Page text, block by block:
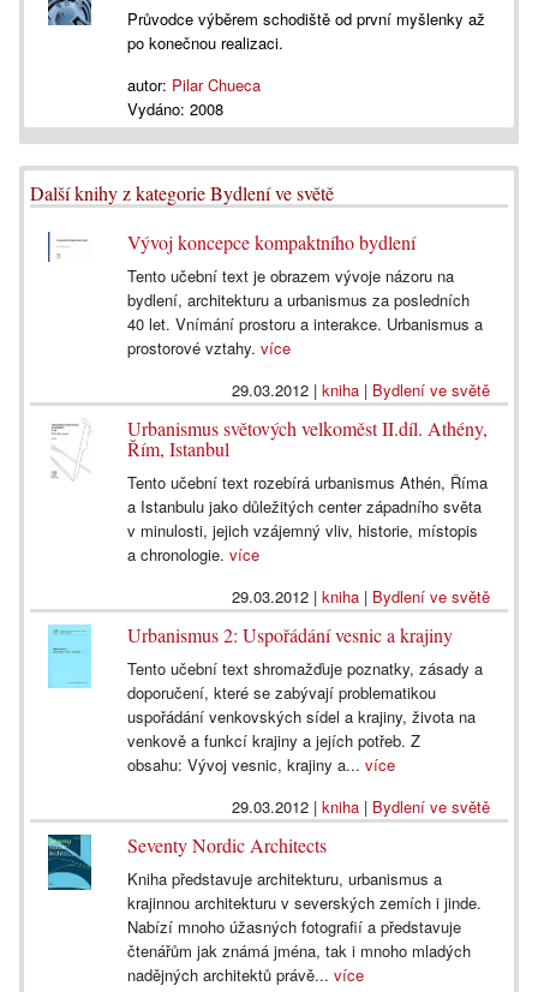
Průvodce výběrem schodiště od první myšlenky až
po konečnou realizaci.
autor: Pilar Chueca
Vydáno: 2008
Další knihy z kategorie Bydlení ve světě
Vývoj koncepce kompaktního bydlení
Tento učební text je obrazem vývoje názoru na
bydlení, architekturu a urbanismus za posledních
40 let. Vnímání prostoru a interakce. Urbanismus a
prostorové vztahy.více
29.03.2012| kniha| Bydlení ve světě
Urbanismus světových velkoměst II.díl. Athény,
Řím, Istanbul
Tento učební text rozebírá urbanismus Athén, Říma
a Istanbulu jako důležitých center západního světa
v minulosti, jejich vzájemný vliv, historie, místopis
a chronologie.více
29.03.2012| kniha| Bydlení ve světě
Urbanismus 2: Uspořádání vesnic a krajiny
Tento učební text shromažďuje poznatky, zásady a
doporučení, které se zabývají problematikou
uspořádání venkovských sídel a krajiny, života na
venkově a funkcí krajiny a jejích potřeb. Z
obsahu: Vývoj vesnic, krajiny a...více
29.03.2012| kniha| Bydlení ve světě
Seventy Nordic Architects
Kniha představuje architekturu, urbanismus a
krajinnou architekturu v severských zemích i jinde.
Nabízí mnoho úžasných fotografií a představuje
čtenářům jak známá jména, tak i mnoho mladých
nadějných architektů právě...více